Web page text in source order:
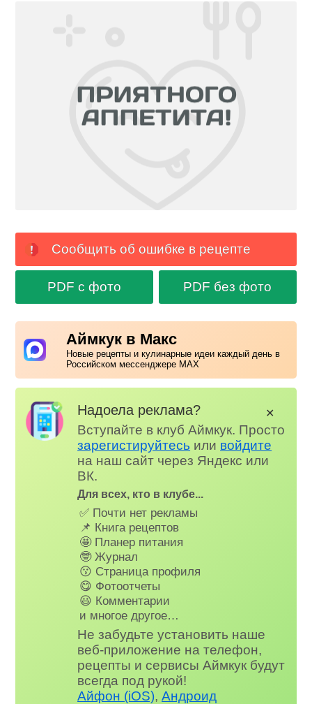
Сообщить об ошибке в рецепте
PDF с фото PDF без фото
Аймкук в Макс
Новые рецепты и кулинарные идеи каждый день в
Российском мессенджере MAX
Надоела реклама?
Вступайте в клуб Аймкук. Просто
зарегистируйтесь или войдите
на наш сайт через Яндекс или
ВК.
Для всех, кто в клубе...
✅ Почти нет рекламы
📌 Книга рецептов
🤩 Планер питания
🤓 Журнал
😗 Страница профиля
😋 Фотоотчеты
😃 Комментарии
и многое другое…
Не забудьте установить наше
веб-приложение на телефон,
рецепты и сервисы Аймкук будут
всегда под рукой!
Айфон (iOS),Андроид
✕